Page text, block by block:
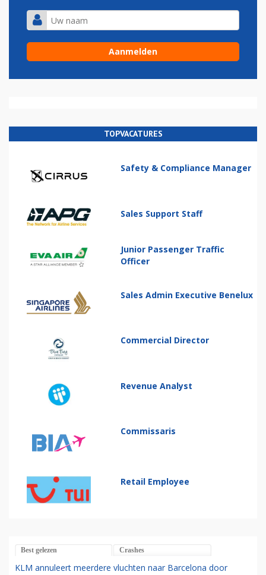
TOPVACATURES
Safety & Compliance Manager
Sales Support Staff
Junior Passenger Traffic
Officer
Sales Admin Executive Benelux
Commercial Director
Revenue Analyst
Commissaris
Retail Employee
Best gelezen Crashes
KLM annuleert meerdere vluchten naar Barcelona door